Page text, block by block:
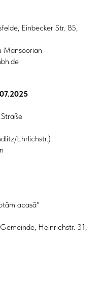
Einbecker Str. 85,
Mansoorian
Ehrlichstr.)
acasă"
Heinrichstr. 31,